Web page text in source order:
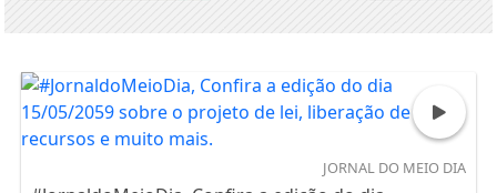
JORNAL DO MEIO DIA